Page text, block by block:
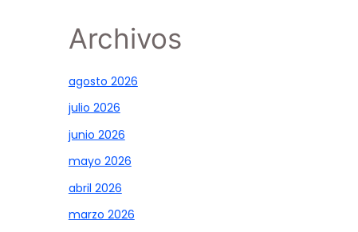
Archivos
agosto 2026
julio 2026
junio 2026
mayo 2026
abril 2026
marzo 2026